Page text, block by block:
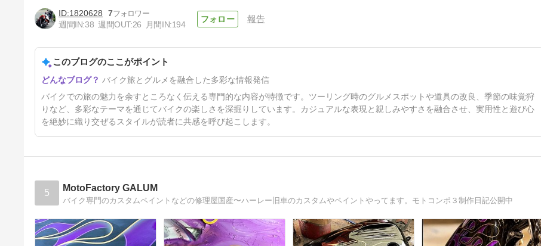
無料キャンプ場でデイキャン
プ!!焚き火で鍋焼きうどんツー
5ヶ月前
1820628
7
週間IN:38 週間OUT:26 月間IN:194
報告
このブログのここがポイント
バイク旅とグルメを融合した多彩な情報発信
バイクでの旅の魅力を余すところなく伝える専門的な内容が特徴です。ツーリング時のグルメスポットや道具の改良、季節の味覚狩
りなど、多彩なテーマを通じてバイクの楽しさを深掘りしています。カジュアルな表現と親しみやすさを融合させ、実用性と遊び心
を絶妙に織り交ぜるスタイルが読者に共感を呼び起こします。
5 MotoFactory GALUM
バイク専門のカスタムペイントなどの修理屋国産〜ハーレー旧車のカスタムやペイントやってます。モトコンポ３制作日記公開中